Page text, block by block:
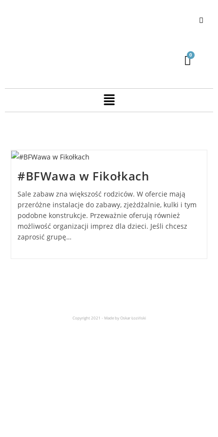
#BFWawa w Fikołkach
Sale zabaw zna większość rodziców. W ofercie mają
przeróżne instalacje do zabawy, zjeżdżalnie, kulki i tym
podobne konstrukcje. Przeważnie oferują również
możliwość organizacji imprez dla dzieci. Jeśli chcesz
zaprosić grupę…
Copyright 2021 - Made by Oskar Łoziński